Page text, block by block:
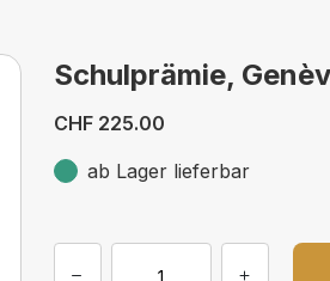
Schulprämie,
CHF 225.00
ab Lager lieferbar